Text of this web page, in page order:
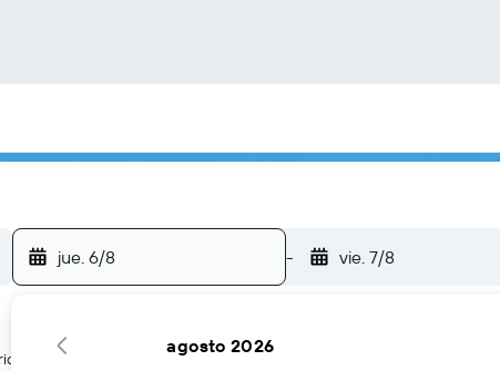
jue. 6/8 - vie. 7/8
agosto 2026